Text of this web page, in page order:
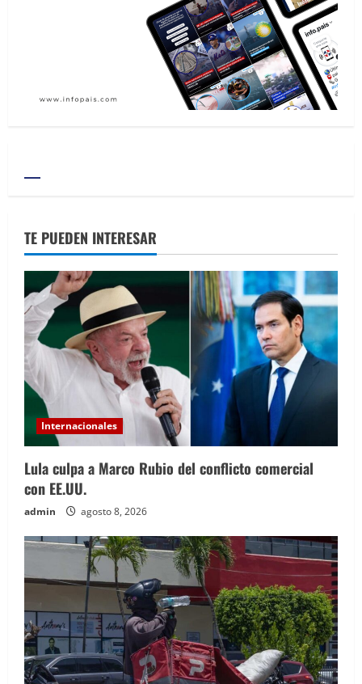
TE PUEDEN INTERESAR
Internacionales
Lula culpa a Marco Rubio del conflicto comercial
con EE.UU.
admin agosto 8, 2026